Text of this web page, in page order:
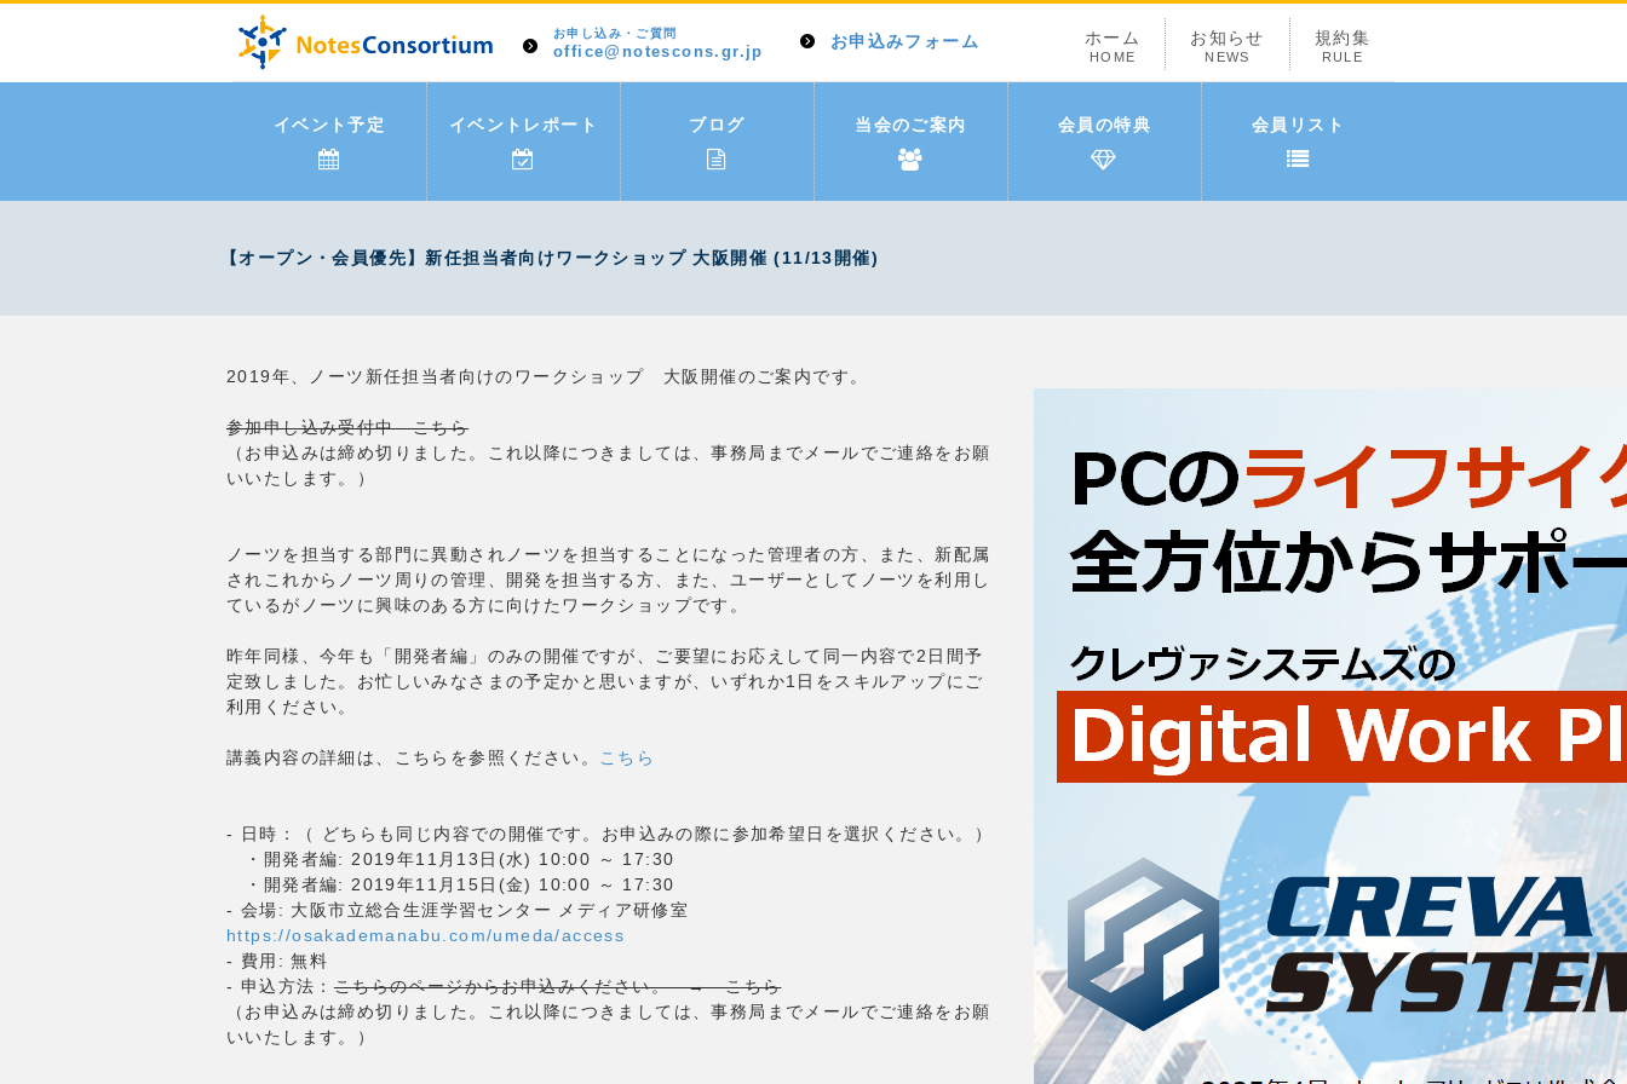
お申し込み・ご質問
office@notescons.gr.jp
お申込みフォーム ホーム
HOME
お知らせ
NEWS
規約集
RULE
イベント予定 イベントレポート ブログ 当会のご案内 会員の特典 会員リスト
【オープン・会員優先】新任担当者向けワークショップ 大阪開催 (11/13開催)
2019年、ノーツ新任担当者向けのワークショップ 大阪開催のご案内です。
参加申し込み受付中 こちら
（お申込みは締め切りました。これ以降につきましては、事務局までメールでご連絡をお願
いいたします。）
ノーツを担当する部門に異動されノーツを担当することになった管理者の方、また、新配属
されこれからノーツ周りの管理、開発を担当する方、また、ユーザーとしてノーツを利用し
ているがノーツに興味のある方に向けたワークショップです。
昨年同様、今年も「開発者編」のみの開催ですが、ご要望にお応えして同一内容で2日間予
定致しました。お忙しいみなさまの予定かと思いますが、いずれか1日をスキルアップにご
利用ください。
講義内容の詳細は、こちらを参照ください。 こちら
- 日時：（ どちらも同じ内容での開催です。お申込みの際に参加希望日を選択ください。）
・開発者編: 2019年11月13日(水) 10:00 ～ 17:30
・開発者編: 2019年11月15日(金) 10:00 ～ 17:30
- 会場: 大阪市立総合生涯学習センター メディア研修室
https://osakademanabu.com/umeda/access
- 費用: 無料
- 申込方法：こちらのページからお申込みください。 → こちら
（お申込みは締め切りました。これ以降につきましては、事務局までメールでご連絡をお願
いいたします。）